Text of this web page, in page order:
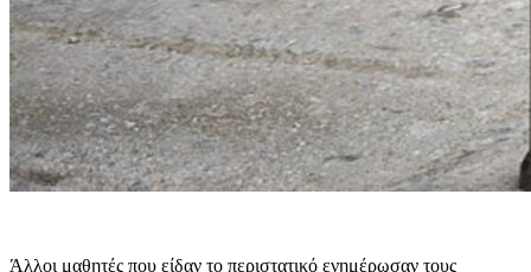
Άλλοι μαθητές που είδαν το περιστατικό ενημέρωσαν τους